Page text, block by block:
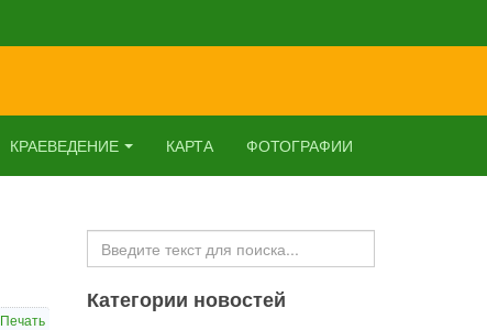
КРАЕВЕДЕНИЕ КАРТА ФОТОГРАФИИ
Печать
Искать...
Категории новостей